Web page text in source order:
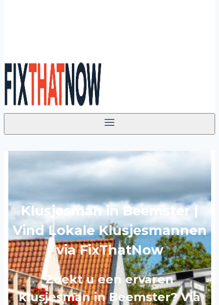
Klusjesman in Beemster |
Vind Lokale Klusjesmannen
via FixThatNow
Zoekt u een ervaren
klusjesman in Beemster? Via